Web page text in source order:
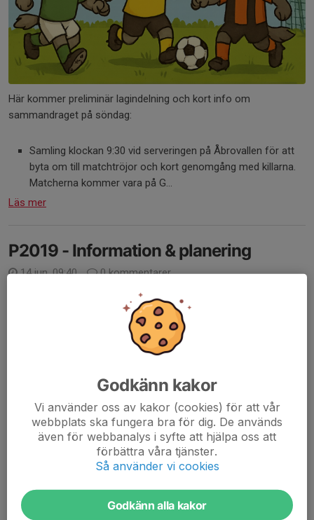
Här kommer preliminär lagindelning och kort info om
sammandraget på söndag:
Samling klockan 9:30 vid serveringen på Åbrovallen för att
byta om till matchtröjor och kort genomgång med killarna.
Matcherna kommer vara på G...
Läs mer
P2019 - Information & planering
14 jun, 09:40 0 kommentarer
Godkänn kakor
Vi använder oss av kakor (cookies) för att vår
webbplats ska fungera bra för dig. De används
även för webbanalys i syfte att hjälpa oss att
förbättra våra tjänster.
Så använder vi cookies
Godkänn alla kakor